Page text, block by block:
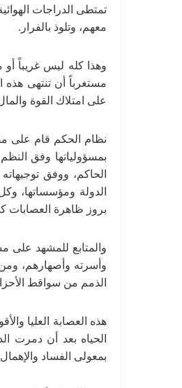
تمتطى الدراجات
معهم، وتلوذ بالفرار.
وهذا كله ليس غريباً أو
مستغرباً أن تنتهى
على امتلاك القوة
نظام الحكم قام على
بمسؤولياتها وفق
الحاكم، ووفق
الدولة ومؤسساتها،
بروز ظاهرة العصابات
والمتابع للمشهد على
وأسرته وأصهارهم،
الذمم من سواقط
هذه العصابة العليا
الحياه بعد أن دمرت
بمعولى الفساد